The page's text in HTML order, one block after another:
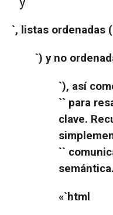
`, listas ordenadas
`) y no
`), así
`` para
clave.
``
semántica.
«`html